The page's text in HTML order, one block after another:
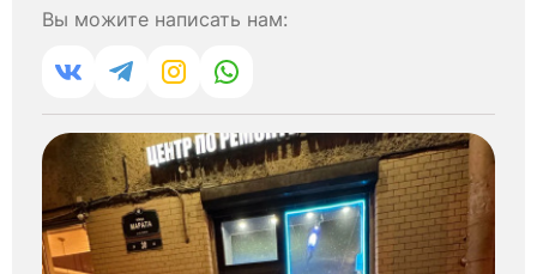
Вы можите написать нам: